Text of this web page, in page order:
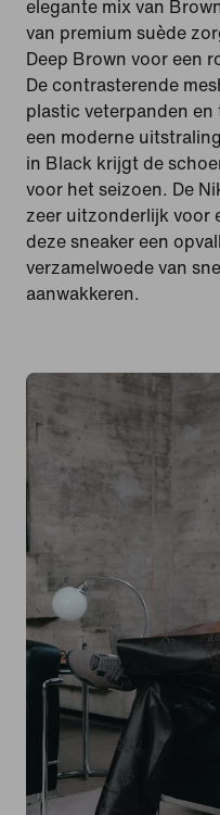
elegante mix van
van premium suède
Deep Brown voor een
De contrasterende
plastic veterpanden
een moderne
in Black krijgt de
voor het seizoen. De
zeer uitzonderlijk voor
deze sneaker een
verzamelwoede van
aanwakkeren.